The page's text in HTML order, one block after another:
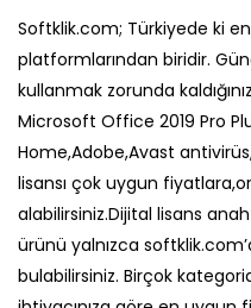
Softklik.com; Türkiyede ki
platformlarından biridir.
kullanmak zorunda
Microsoft Office 2019 Pro
Home,Adobe,Avast
lisansı çok uygun
alabilirsiniz.Dijital lisans
ürünü yalnızca
bulabilirsiniz. Birçok